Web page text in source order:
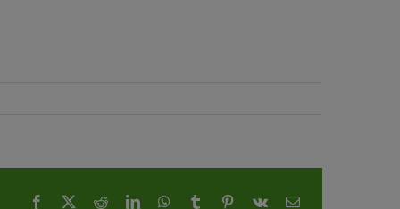
Facebook RedditLinkedInWhatsApp
Tumblr Pinterest
Vk
E-